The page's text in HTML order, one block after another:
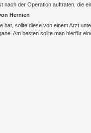
nach der Operation auftraten, die
Hernien
hat, sollte diese von einem Arzt
Am besten sollte man hierfür